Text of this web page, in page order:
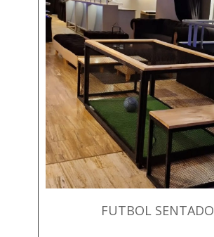
FUTBOL SENTADO